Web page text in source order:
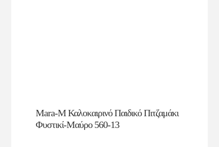
Mara-M Καλοκαιρινό Παιδικό Πιτζαμάκι
Φυστικί-Μαύρο 560-13